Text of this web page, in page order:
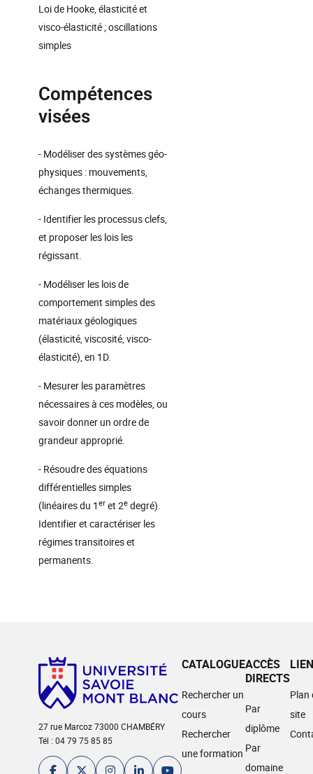
Loi de Hooke, élasticité et
visco-élasticité ; oscillations
simples
Compétences
visées
- Modéliser des systèmes géo-
physiques : mouvements,
échanges thermiques.
- Identifier les processus clefs,
et proposer les lois les
régissant.
- Modéliser les lois de
comportement simples des
matériaux géologiques
(élasticité, viscosité, visco-
élasticité), en 1D.
- Mesurer les paramètres
nécessaires à ces modèles, ou
savoir donner un ordre de
grandeur approprié.
- Résoudre des équations
différentielles simples
(linéaires du 1 er et 2e degré).
Identifier et caractériser les
régimes transitoires et
permanents.
27 rue Marcoz 73000 CHAMBÉRY
Tél : 04 79 75 85 85
CATALOGUE
Rechercher un
cours
Rechercher
une formation
ACCÈS
DIRECTS
Par
diplôme
Par
domaine
Plan
site